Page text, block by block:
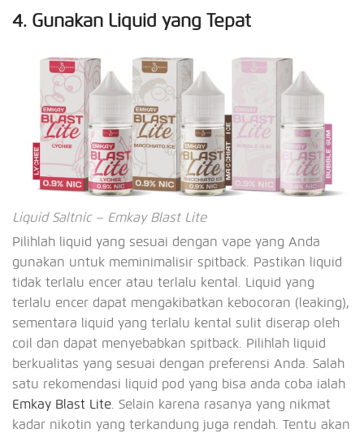
4. Gunakan Liquid yang Tepat
Liquid Saltnic – Emkay Blast Lite
Pilihlah liquid yang sesuai dengan vape yang Anda
gunakan untuk meminimalisir spitback. Pastikan liquid
tidak terlalu encer atau terlalu kental. Liquid yang
terlalu encer dapat mengakibatkan kebocoran (leaking),
sementara liquid yang terlalu kental sulit diserap oleh
coil dan dapat menyebabkan spitback. Pilihlah liquid
berkualitas yang sesuai dengan preferensi Anda. Salah
satu rekomendasi liquid pod yang bisa anda coba ialah
Emkay Blast Lite . Selain karena rasanya yang nikmat
kadar nikotin yang terkandung juga rendah. Tentu akan